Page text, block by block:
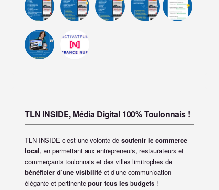
TLN INSIDE, Média Digital 100% Toulonnais !
TLN INSIDE c’est une volonté de soutenir le commerce
local, en permettant aux entrepreneurs, restaurateurs et
commerçants toulonnais et des villes limitrophes de
bénéficier d’une visibilité et d’une communication
élégante et pertinente pour tous les budgets !